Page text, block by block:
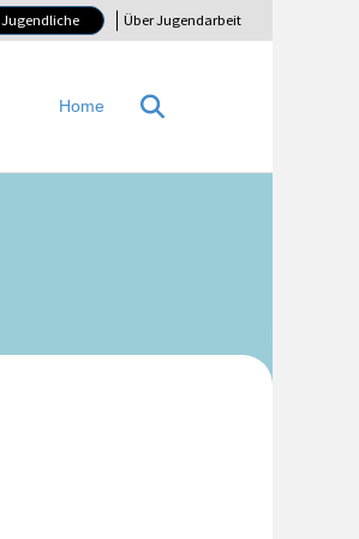
Jugendliche Über Jugendarbeit
Home